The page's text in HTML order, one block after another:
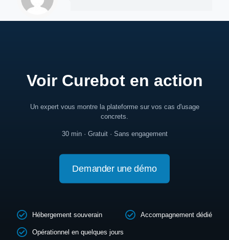
Voir Curebot en action
Un expert vous montre la plateforme sur vos cas d'usage
concrets.
30 min · Gratuit · Sans engagement
Demander une démo
Hébergement souverain Accompagnement dédié
Opérationnel en quelques jours